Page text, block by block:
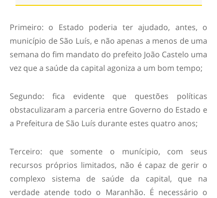
Primeiro: o Estado poderia ter ajudado, antes, o
município de São Luís, e não apenas a menos de uma
semana do fim mandato do prefeito João Castelo uma
vez que a saúde da capital agoniza a um bom tempo;
Segundo: fica evidente que questões políticas
obstaculizaram a parceria entre Governo do Estado e
a Prefeitura de São Luís durante estes quatro anos;
Terceiro: que somente o munícipio, com seus
recursos próprios limitados, não é capaz de gerir o
complexo sistema de saúde da capital, que na
verdade atende todo o Maranhão. É necessário o